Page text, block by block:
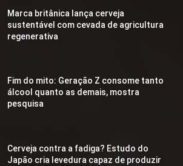
Marca britânica lança cerveja
sustentável com cevada de agricultura
regenerativa
Fim do mito: Geração Z consome tanto
álcool quanto as demais, mostra
pesquisa
Cerveja contra a fadiga? Estudo do
Japão cria levedura capaz de produzir